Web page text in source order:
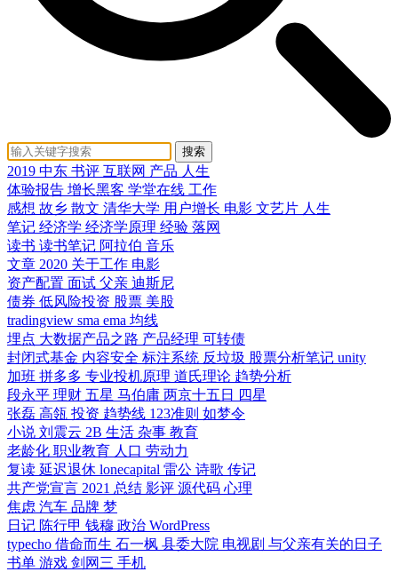
搜索
2019 中东 书评 互联网 产品 人生
体验报告 增长黑客 学堂在线 工作
感想 故乡 散文 清华大学 用户增长 电影 文艺片 人生
笔记 经济学 经济学原理 经验 落网
读书 读书笔记 阿拉伯 音乐
文章 2020 关于工作 电影
资产配置 面试 父亲 迪斯尼
债券 低风险投资 股票 美股
tradingview sma ema 均线
埋点 大数据产品之路 产品经理 可转债
封闭式基金 内容安全 标注系统 反垃圾 股票分析笔记 unity
加班 拼多多 专业投机原理 道氏理论 趋势分析
段永平 理财 五星 马伯庸 两京十五日
四星
张磊 高瓴 投资 趋势线 123准则 如梦令
小说 刘震云 2B 生活 杂事 教育
老龄化 职业教育 人口 劳动力
复读 延迟退休 lonecapital 雷公 诗歌 传记
共产党宣言 2021 总结 影评 源代码 心理
焦虑 汽车 品牌 梦
日记 陈行甲 钱穆 政治 WordPress
typecho 借命而生 石一枫 县委大院 电视剧 与父亲有关的日子
书单 游戏 剑网三 手机